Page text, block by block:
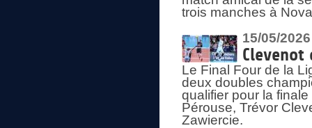
trois manches à
15/05/2026
Le Final Four de la
deux doubles
qualifier pour la
Pérouse, Trévor
Zawiercie.